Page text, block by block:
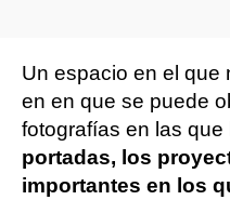
Un espacio en el que
en en que se puede
fotografías en las que
portadas, los
importantes en los